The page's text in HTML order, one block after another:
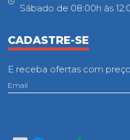
Sábado de 08:00h às
CADASTRE-SE
E receba ofertas com